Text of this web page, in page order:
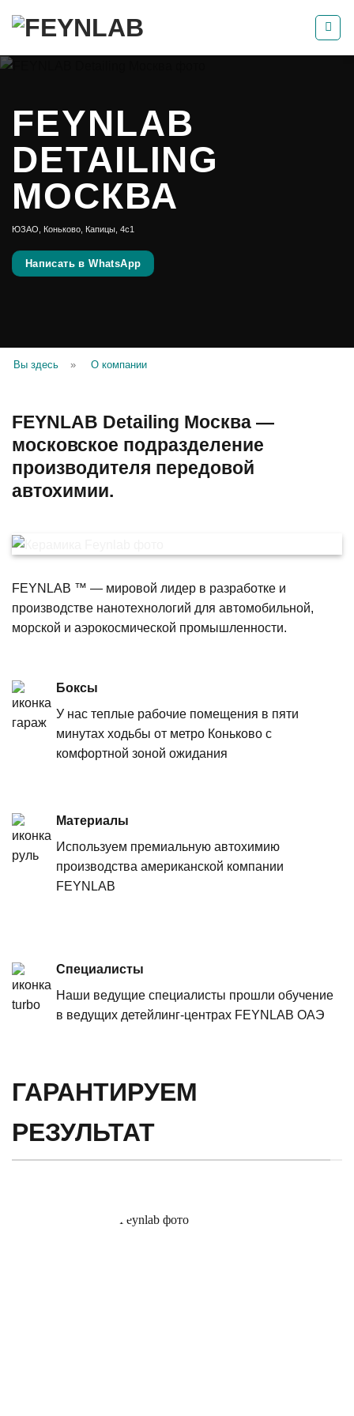
FEYNLAB
DETAILING
МОСКВА
ЮЗАО, Коньково, Капицы, 4с1
Написать в WhatsApp
Вы здесь » О компании
FEYNLAB Detailing Москва —
московское подразделение
производителя передовой
автохимии.
FEYNLAB ™ — мировой лидер в разработке и
производстве нанотехнологий для автомобильной,
морской и аэрокосмической промышленности.
Боксы
У нас теплые рабочие помещения в пяти
минутах ходьбы от метро Коньково с
комфортной зоной ожидания
Материалы
Используем премиальную автохимию
производства американской компании
FEYNLAB
Специалисты
Наши ведущие специалисты прошли обучение
в ведущих детейлинг-центрах FEYNLAB ОАЭ
ГАРАНТИРУЕМ
РЕЗУЛЬТАТ